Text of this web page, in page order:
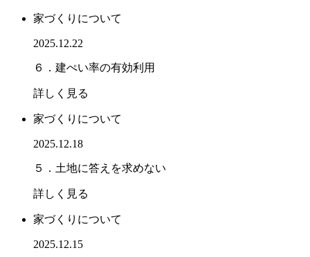
家づくりについて
2025.12.22
６．建ぺい率の有効利用
詳しく見る
家づくりについて
2025.12.18
５．土地に答えを求めない
詳しく見る
家づくりについて
2025.12.15